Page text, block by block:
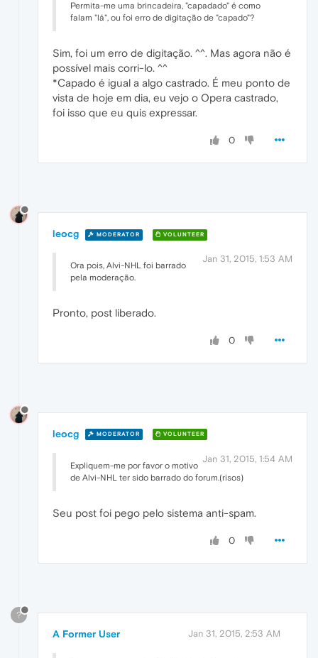
Permita-me uma brincadeira, "capadado" é como
falam "lá", ou foi erro de digitação de "capado"?
Sim, foi um erro de digitação. ^^. Mas agora não é
possível mais corri-lo. ^^
*Capado é igual a algo castrado. É meu ponto de
vista de hoje em dia, eu vejo o Opera castrado,
foi isso que eu quis expressar.
0
leocg MODERATOR VOLUNTEER
Jan 31, 2015, 1:53 AM
Ora pois, Alvi-NHL foi barrado
pela moderação.
Pronto, post liberado.
0
leocg MODERATOR VOLUNTEER
Jan 31, 2015, 1:54 AM
Expliquem-me por favor o motivo
de Alvi-NHL ter sido barrado do forum.(risos)
Seu post foi pego pelo sistema anti-spam.
0
?
A Former User Jan 31, 2015, 2:53 AM